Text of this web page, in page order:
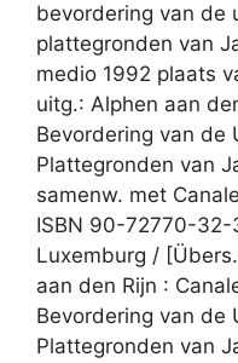
bevordering van de
plattegronden van
medio 1992 plaats
uitg.: Alphen aan
Bevordering van de
Plattegronden van
samenw. met
ISBN 90-72770-32-
Luxemburg /
aan den Rijn :
Bevordering van de
Plattegronden van